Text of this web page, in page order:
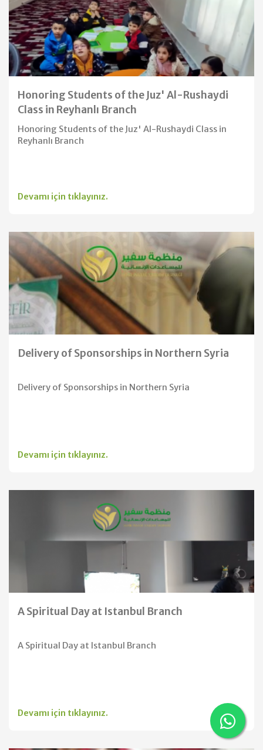
Honoring Students of the Juz' Al-Rushaydi
Class in Reyhanlı Branch
Honoring Students of the Juz' Al-Rushaydi Class in
Reyhanlı Branch
Devamı için tıklayınız.
Delivery of Sponsorships in Northern Syria
Delivery of Sponsorships in Northern Syria
Devamı için tıklayınız.
A Spiritual Day at Istanbul Branch
A Spiritual Day at Istanbul Branch
Devamı için tıklayınız.